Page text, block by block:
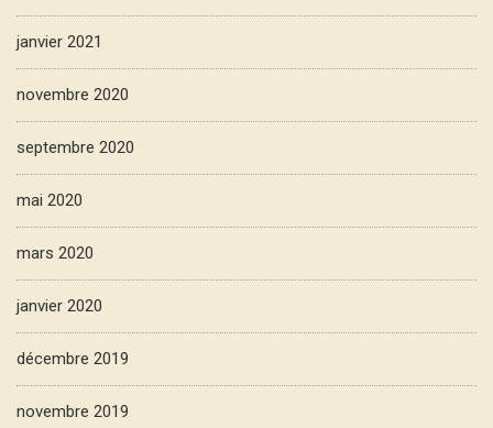
janvier 2021
novembre 2020
septembre 2020
mai 2020
mars 2020
janvier 2020
décembre 2019
novembre 2019